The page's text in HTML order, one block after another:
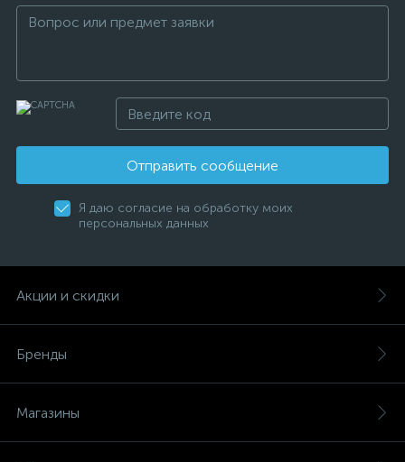
Отправить сообщение
Я даю согласие на обработку моих
персональных данных
Акции и скидки
Бренды
Магазины